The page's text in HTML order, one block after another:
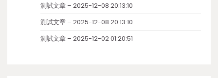
測試文章 – 2025-12-08 20:13:10
測試文章 – 2025-12-08 20:13:10
測試文章 – 2025-12-02 01:20:51